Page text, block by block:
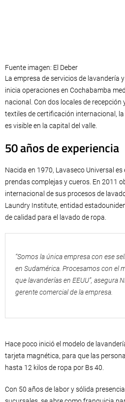
Fuente imagen: El Deber
La empresa de servicios de lavandería
inicia operaciones en Cochabamba
nacional. Con dos locales de
textiles de certificación internacional,
es visible en la capital del valle.
50 años de experiencia
Nacida en 1970, Lavaseco Universal
prendas complejas y cueros. En 2011
internacional de sus procesos de
Laundry Institute, entidad
de calidad para el lavado de ropa.
“Somos la única empresa con ese
en Sudamérica. Procesamos con el
que lavanderías en EEUU”, asegura
gerente comercial de la empresa.
Hace poco inició el modelo de
tarjeta magnética, para que las
hasta 12 kilos de ropa por Bs 40.
Con 50 años de labor y sólida